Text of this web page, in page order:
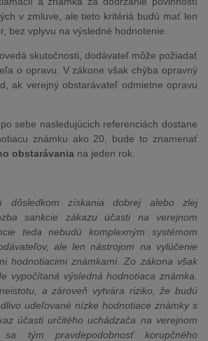
v zmluve, ale tieto kritériá budú mať len
bez vplyvu na výsledné hodnotenie.
skutočnosti, dodávateľ môže požiadať
o opravu. V zákone však chýba opravný
ak verejný obstarávateľ odmietne opravu
sebe nasledujúcich referenciách dostane
známku ako 20, bude to znamenať
obstarávania na jeden rok.
dôsledkom získania dobrej alebo zlej
sankcie zákazu účasti na verejnom
teda nebudú komplexným systémom
ale len nástrojom na vylúčenie
hodnotiacimi známkami. Zo zákona však
vypočítaná výsledná hodnotiaca známka.
a zároveň vytvára riziko, že budú
udeľované nízke hodnotiace známky s
účasti určitého uchádzača na verejnom
tým pravdepodobnosť korupčného